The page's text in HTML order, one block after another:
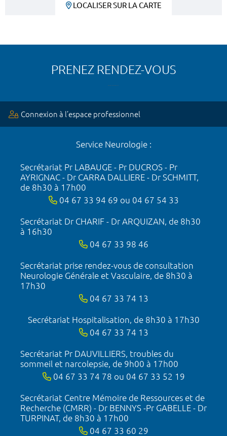
LOCALISER SUR LA CARTE
PRENEZ RENDEZ-VOUS
Connexion à l’espace professionnel
Service Neurologie :
Secrétariat Pr LABAUGE - Pr DUCROS - Pr
AYRIGNAC - Dr CARRA DALLIERE - Dr SCHMITT,
de 8h30 à 17h00
04 67 33 94 69 ou 04 67 54 33
Secrétariat Dr CHARIF - Dr ARQUIZAN, de 8h30
à 16h30
04 67 33 98 46
Secrétariat prise rendez-vous de consultation
Neurologie Générale et Vasculaire, de 8h30 à
17h30
04 67 33 74 13
Secrétariat Hospitalisation, de 8h30 à 17h30
04 67 33 74 13
Secrétariat Pr DAUVILLIERS, troubles du
sommeil et narcolepsie, de 9h00 à 17h00
04 67 33 74 78 ou 04 67 33 52 19
Secrétariat Centre Mémoire de Ressources et de
Recherche (CMRR) - Dr BENNYS -Pr GABELLE - Dr
TURPINAT, de 8h30 à 17h00
04 67 33 60 29